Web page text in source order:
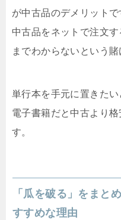
が中古品のデメリットで
中古品をネットで注文
までわからないという
単行本を手元に置きたい
電子書籍だと中古より
す。
「瓜を破る」をまと
すすめな理由